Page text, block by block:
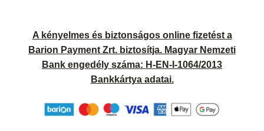
A kényelmes és biztonságos online fizetést a
Barion Payment Zrt. biztosítja. Magyar Nemzeti
Bank engedély száma: H-EN-I-1064/2013
Bankkártya adatai.